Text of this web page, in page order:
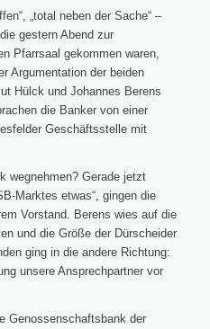
„total neben der Sache“ –
gestern Abend zur
Pfarrsaal gekommen waren,
Argumentation der beiden
Hülck und Johannes Berens
die Banker von einer
Geschäftsstelle mit
wegnehmen? Gerade jetzt
Marktes etwas“, gingen die
Vorstand. Berens wies auf die
und die Größe der Dürscheider
ging in die andere Richtung:
unsere Ansprechpartner vor
Genossenschaftsbank der